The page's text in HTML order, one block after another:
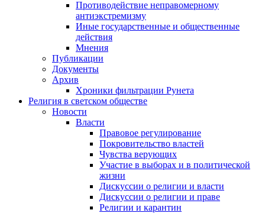
Противодействие неправомерному
антиэкстремизму
Иные государственные и общественные
действия
Мнения
Публикации
Документы
Архив
Хроники фильтрации Рунета
Религия в светском обществе
Новости
Власти
Правовое регулирование
Покровительство властей
Чувства верующих
Участие в выборах и в политической
жизни
Дискуссии о религии и власти
Дискуссии о религии и праве
Религии и карантин